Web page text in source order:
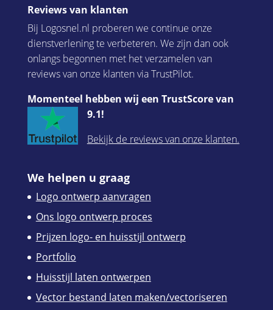
Reviews van klanten
Bij Logosnel.nl proberen we continue onze
dienstverlening te verbeteren. We zijn dan ook
onlangs begonnen met het verzamelen van
reviews van onze klanten via TrustPilot.
Momenteel hebben wij een TrustScore van
9.1!
Bekijk de reviews van onze klanten.
We helpen u graag
Logo ontwerp aanvragen
Ons logo ontwerp proces
Prijzen logo- en huisstijl ontwerp
Portfolio
Huisstijl laten ontwerpen
Vector bestand laten maken/vectoriseren